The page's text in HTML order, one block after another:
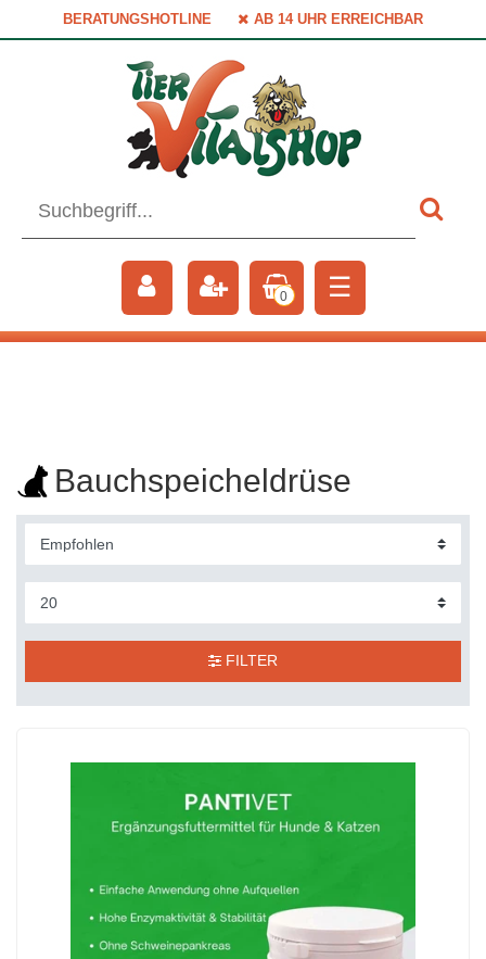
BERATUNGSHOTLINE AB 14 UHR ERREICHBAR
0 ☰
Bauchspeicheldrüse
FILTER